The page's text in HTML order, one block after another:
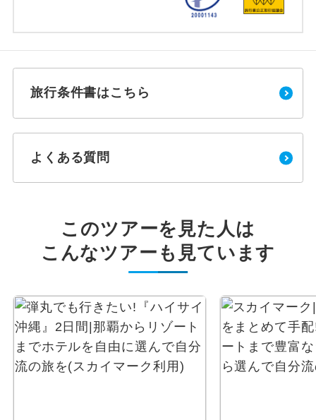
旅行条件書はこちら
よくある質問
このツアーを見た人は
こんなツアーも見ています